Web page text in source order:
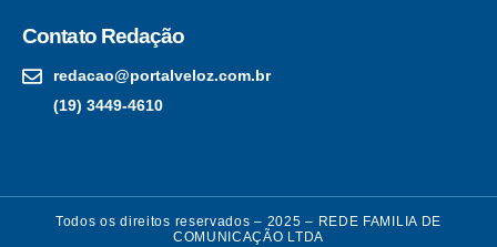
Contato Redação
redacao@portalveloz.com.br
(19) 3449-4610
Todos os direitos reservados – 2025 – REDE FAMILIA DE
COMUNICAÇÃO LTDA